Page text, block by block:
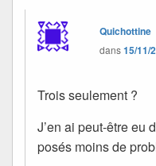
Quichottine
dans15/11/
Trois seulement ?
J’en ai peut-être eu
posés moins de